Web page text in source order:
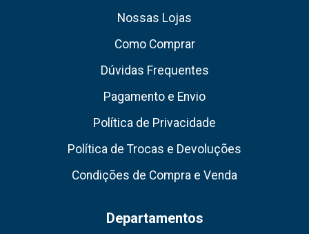
Nossas Lojas
Como Comprar
Dúvidas Frequentes
Pagamento e Envio
Política de Privacidade
Política de Trocas e Devoluções
Condições de Compra e Venda
Departamentos